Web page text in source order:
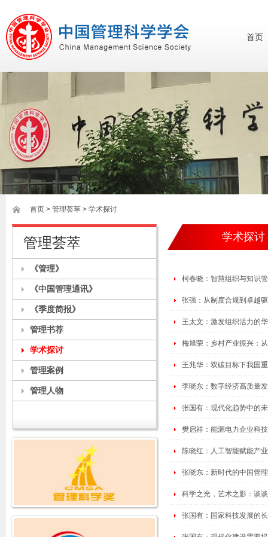
首页
首页 > 管理荟萃 > 学术探讨
管理荟萃
《管理》
《中国管理通讯》
《季度简报》
管理书荐
学术探讨
管理案例
管理人物
学术探讨
柯春晓：智慧组织与知识
张强：从制度合规到卓越
王太文：激发组织活力的
梅旭荣：乡村产业振兴：
王兆华：双碳目标下我国
李晓东：数字经济高质量
张国有：现代化趋势中的
樊启祥：能源电力企业科
陈晓红：人工智能赋能产
张晓东：新时代的中国管
科学之光，艺术之影：谈
张国有：国家科技发展的